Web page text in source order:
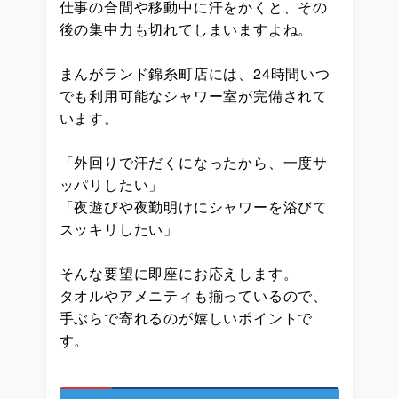
仕事の合間や移動中に汗をかくと、その
後の集中力も切れてしまいますよね。
まんがランド錦糸町店には、24時間いつ
でも利用可能なシャワー室が完備されて
います。
「外回りで汗だくになったから、一度サ
ッパリしたい」
「夜遊びや夜勤明けにシャワーを浴びて
スッキリしたい」
そんな要望に即座にお応えします。
タオルやアメニティも揃っているので、
手ぶらで寄れるのが嬉しいポイントで
す。